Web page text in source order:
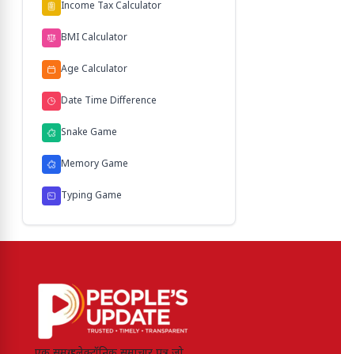
Income Tax Calculator
BMI Calculator
Age Calculator
Date Time Difference
Snake Game
Memory Game
Typing Game